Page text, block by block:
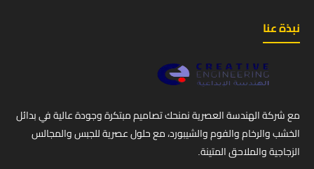
نبذة عنا
مع شركة الهندسة العصرية نمنحك تصاميم مبتكرة وجودة عالية في بدائل
الخشب والرخام والفوم والشيبورد، مع حلول عصرية للجبس والمجالس
الزجاجية والملاحق المتينة.